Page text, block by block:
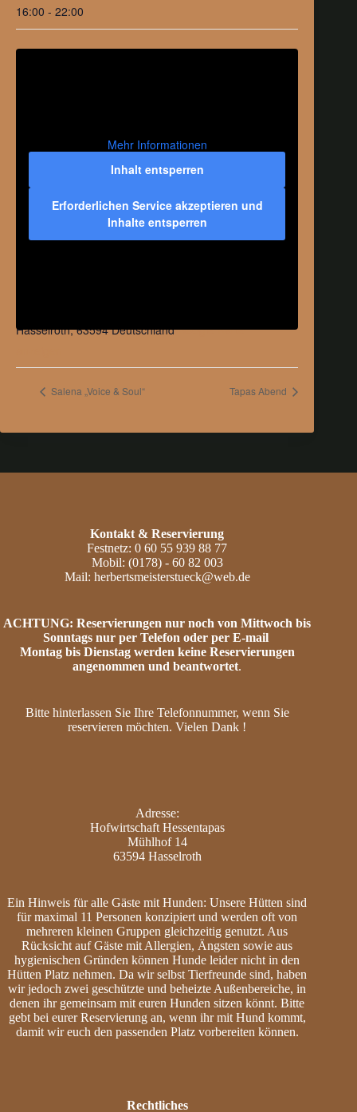
16:00 - 22:00
Hasselroth, 63594 Deutschland Google Karte
Mehr Informationen
Inhalt entsperren
Erforderlichen Service akzeptieren und
Inhalte entsperren
Salena „Voice & Soul“ Tapas Abend
Kontakt & Reservierung
Festnetz: 0 60 55 939 88 77
Mobil: (0178) - 60 82 003
Mail: herbertsmeisterstueck@web.de
ACHTUNG: Reservierungen nur noch von Mittwoch bis
Sonntags nur per Telefon oder per E-mail
Montag bis Dienstag werden keine Reservierungen
angenommen und beantwortet.
Bitte hinterlassen Sie Ihre Telefonnummer, wenn Sie
reservieren möchten. Vielen Dank !
Adresse:
Hofwirtschaft Hessentapas
Mühlhof 14
63594 Hasselroth
Ein Hinweis für alle Gäste mit Hunden: Unsere Hütten sind
für maximal 11 Personen konzipiert und werden oft von
mehreren kleinen Gruppen gleichzeitig genutzt. Aus
Rücksicht auf Gäste mit Allergien, Ängsten sowie aus
hygienischen Gründen können Hunde leider nicht in den
Hütten Platz nehmen. Da wir selbst Tierfreunde sind, haben
wir jedoch zwei geschützte und beheizte Außenbereiche, in
denen ihr gemeinsam mit euren Hunden sitzen könnt. Bitte
gebt bei eurer Reservierung an, wenn ihr mit Hund kommt,
damit wir euch den passenden Platz vorbereiten können.
Rechtliches